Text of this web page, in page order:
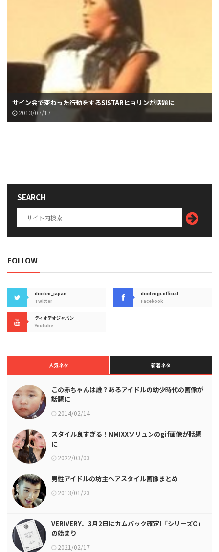
サイン会で変わった行動をするSISTARヒョリンが話題に
2013/07/17
SEARCH
FOLLOW
diodeo_japan
Twitter
diodeojp.official
Facebook
ディオデオジャパン
Youtube
人気ネタ 新着ネタ
この赤ちゃんは誰？あるアイドルの幼少時代の画像が
話題に
2014/02/14
スタイル良すぎる！NMIXXソリュンのgif画像が話題
に
2022/03/03
男性アイドルの坊主ヘアスタイル画像まとめ
2013/01/23
VERIVERY、3月2日にカムバック確定!「シリーズO」
の始まり
2021/02/17